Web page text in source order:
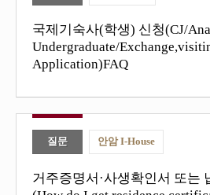
국제기숙사(학생) 신청(CJ/
Undergraduate/
Application)FAQ
질문 안암 I-House
거주증명서·사생확인서 또는